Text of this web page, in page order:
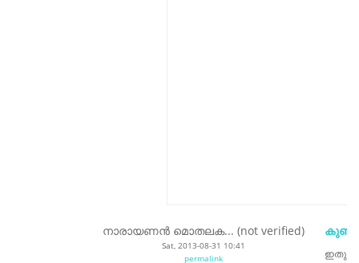
നാരായണന്‍ മൊതലക... (not verified)
Sat, 2013-08-31 10:41
permalink
കുഞ്ചു